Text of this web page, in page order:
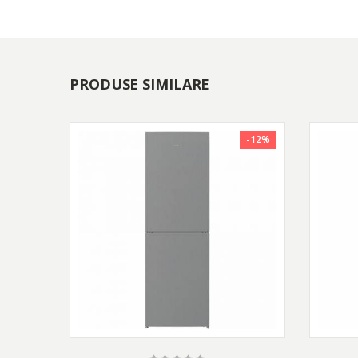
PRODUSE SIMILARE
-12%